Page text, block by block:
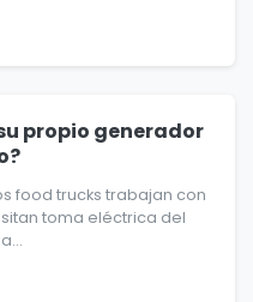
propio generador
food trucks trabajan con
toma eléctrica del